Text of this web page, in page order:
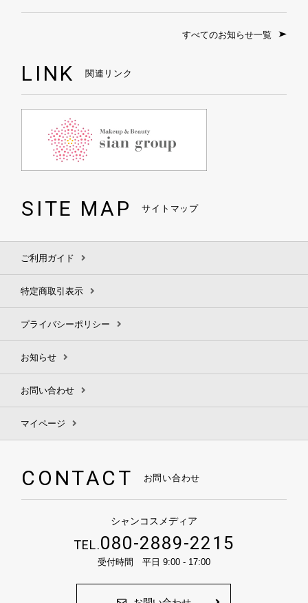
すべてのお知らせ一覧
LINK 関連リンク
SITE MAP サイトマップ
ご利用ガイド
特定商取引表示
プライバシーポリシー
お知らせ
お問い合わせ
マイページ
CONTACT お問い合わせ
シャンコスメディア
TEL.080-2889-2215
受付時間 平日 9:00 - 17:00